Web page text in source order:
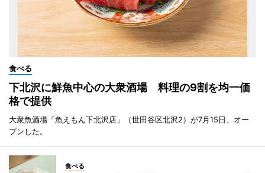
食べる
下北沢に鮮魚中心の大衆酒場 料理の9割を均一価
格で提供
大衆魚酒場「魚えもん下北沢店」（世田谷区北沢2）が7月15日、オー
プンした。
食べる